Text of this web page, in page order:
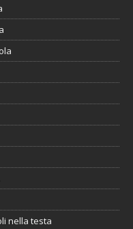
nella testa